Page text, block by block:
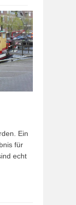
Ein
für
echt